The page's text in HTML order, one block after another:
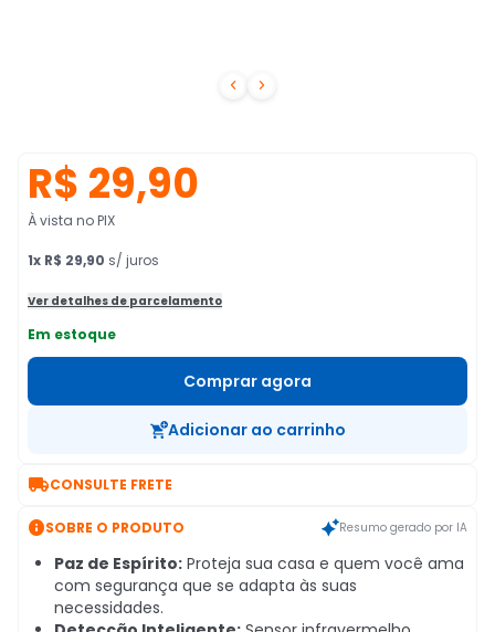
 
R$ 29,90
À vista no PIX
1x R$ 29,90 s/ juros
Ver detalhes de parcelamento
Em estoque
Comprar agora
Adicionar ao carrinho
CONSULTE FRETE
SOBRE O PRODUTO Resumo gerado por IA
Paz de Espírito: Proteja sua casa e quem você ama
com segurança que se adapta às suas
necessidades.